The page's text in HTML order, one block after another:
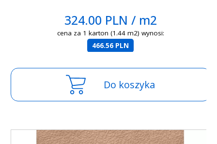
324.00 PLN / m2
cena za 1 karton (1.44 m2) wynosi:
466.56 PLN
Do koszyka